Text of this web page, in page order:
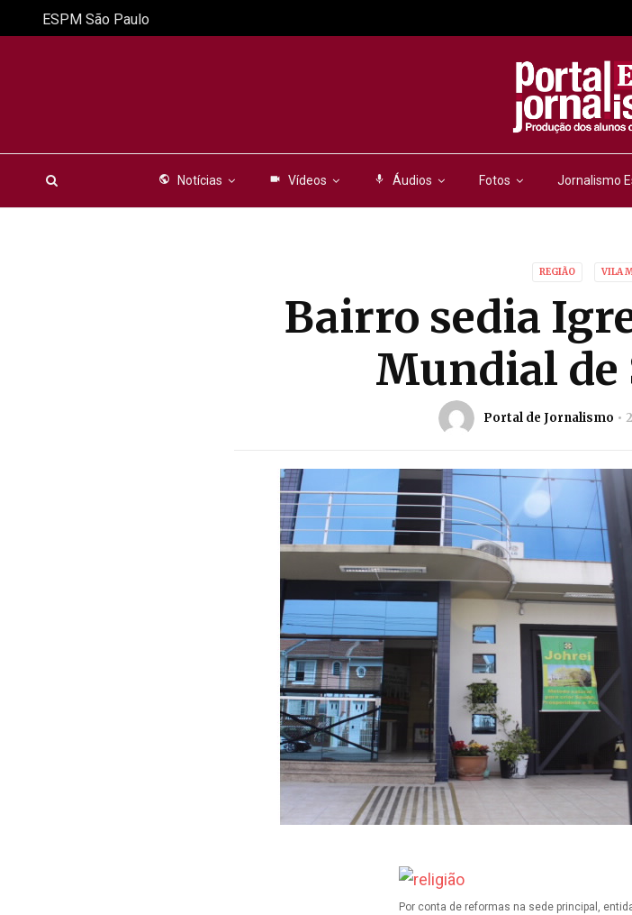
public Notícias videocam Vídeos mic Áudios Fotos Jornalismo
ESPM São Paulo
REGIÃO VILA
Bairro sedia
Mundial de
Portal de Jornalismo
Por conta de reformas na sede principal,